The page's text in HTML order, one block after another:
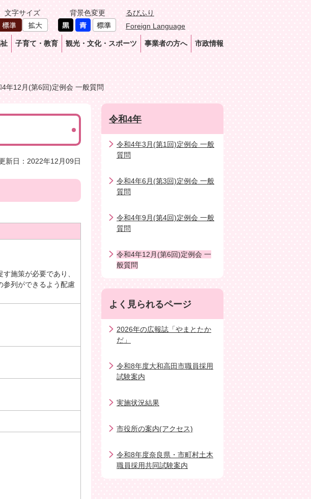
文字サイズ 背景色変更
るびふり
Foreign Language
子育て・教育 観光・文化・スポーツ 事業者の方へ 市政情報
4年12月(第6回)定例会 一般質問
新日：2022年12月09日
施策が必要であり、
参列ができるよう配慮
令和4年
令和4年3月(第1回)定例会 一般
質問
令和4年6月(第3回)定例会 一般
質問
令和4年9月(第4回)定例会 一般
質問
令和4年12月(第6回)定例会 一
般質問
よく見られるページ
2026年の広報誌「やまとたか
だ」
令和8年度大和高田市職員採用
試験案内
実施状況結果
市役所の案内(アクセス)
令和8年度奈良県・市町村土木
職員採用共同試験案内